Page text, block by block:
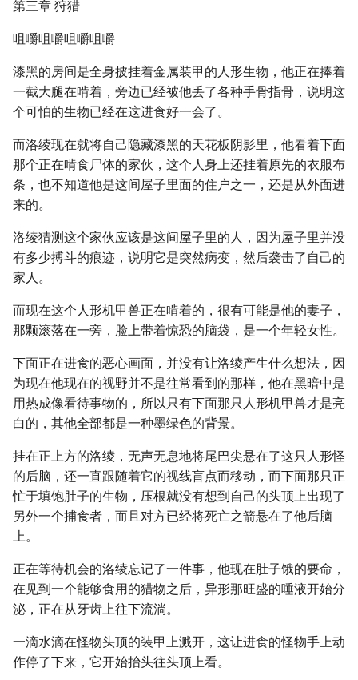
第三章 狩猎
咀嚼咀嚼咀嚼咀嚼
漆黑的房间是全身披挂着金属装甲的人形生物，他正在捧着
一截大腿在啃着，旁边已经被他丢了各种手骨指骨，说明这
个可怕的生物已经在这进食好一会了。
而洛绫现在就将自己隐藏漆黑的天花板阴影里，他看着下面
那个正在啃食尸体的家伙，这个人身上还挂着原先的衣服布
条，也不知道他是这间屋子里面的住户之一，还是从外面进
来的。
洛绫猜测这个家伙应该是这间屋子里的人，因为屋子里并没
有多少搏斗的痕迹，说明它是突然病变，然后袭击了自己的
家人。
而现在这个人形机甲兽正在啃着的，很有可能是他的妻子，
那颗滚落在一旁，脸上带着惊恐的脑袋，是一个年轻女性。
下面正在进食的恶心画面，并没有让洛绫产生什么想法，因
为现在他现在的视野并不是往常看到的那样，他在黑暗中是
用热成像看待事物的，所以只有下面那只人形机甲兽才是亮
白的，其他全部都是一种墨绿色的背景。
挂在正上方的洛绫，无声无息地将尾巴尖悬在了这只人形怪
的后脑，还一直跟随着它的视线盲点而移动，而下面那只正
忙于填饱肚子的生物，压根就没有想到自己的头顶上出现了
另外一个捕食者，而且对方已经将死亡之箭悬在了他后脑
上。
正在等待机会的洛绫忘记了一件事，他现在肚子饿的要命，
在见到一个能够食用的猎物之后，异形那旺盛的唾液开始分
泌，正在从牙齿上往下流淌。
一滴水滴在怪物头顶的装甲上溅开，这让进食的怪物手上动
作停了下来，它开始抬头往头顶上看。